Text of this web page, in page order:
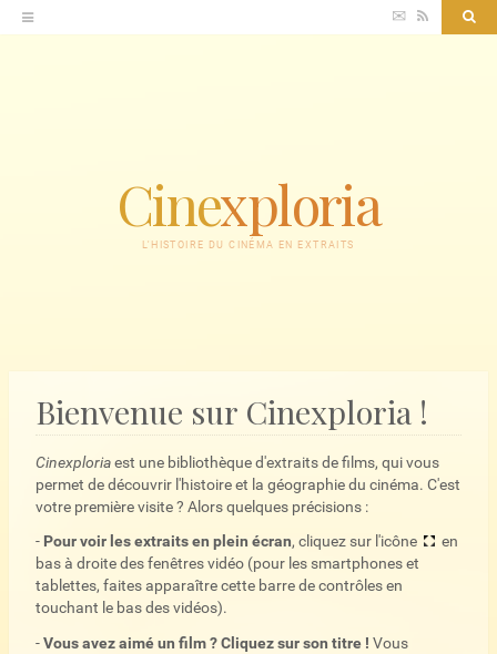
Accéder
au
✉ RSS
Cinexploria
L'HISTOIRE DU CINÉMA EN EXTRAITS
Bienvenue sur Cinexploria !
Cinexploriaest une bibliothèque d'extraits de films, qui vous
permet de découvrir l'histoire et la géographie du cinéma. C'est
votre première visite ? Alors quelques précisions :
- Pour voir les extraits en plein écran, cliquez sur l'icône
en
bas à droite des fenêtres vidéo (pour les smartphones et
tablettes, faites apparaître cette barre de contrôles en
touchant le bas des vidéos).
-Vous avez aimé un film ? Cliquez sur son titre ! Vous